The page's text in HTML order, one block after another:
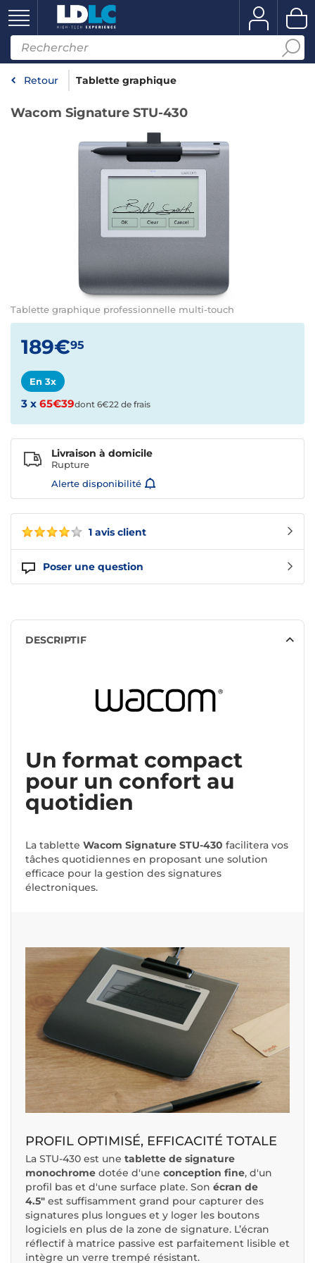
Retour Tablette graphique
Wacom Signature STU-430
Tablette graphique professionnelle multi-touch
1 avis client
Poser une question
189€95
En 3x
3 x 65€39dont 6€22 de frais
Livraison à domicile
Rupture
Alerte disponibilité
DESCRIPTIF
Un format compact
pour un confort au
quotidien
La tablette Wacom Signature STU-430 facilitera vos
tâches quotidiennes en proposant une solution
efficace pour la gestion des signatures
électroniques.
PROFIL OPTIMISÉ, EFFICACITÉ TOTALE
La STU-430 est une tablette de signature
monochrome dotée d'une conception fine, d'un
profil bas et d'une surface plate. Son écran de
4.5″ est suffisamment grand pour capturer des
signatures plus longues et y loger les boutons
logiciels en plus de la zone de signature. L’écran
réflectif à matrice passive est parfaitement lisible et
intègre un verre trempé résistant.